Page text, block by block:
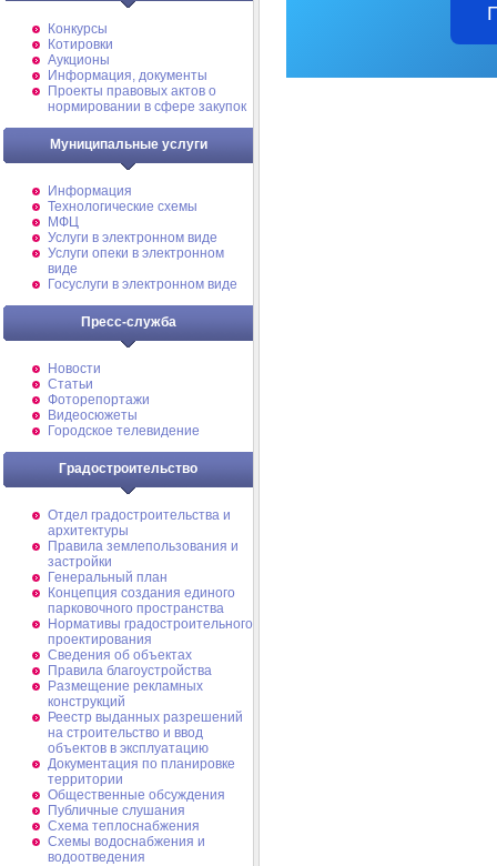
Конкурсы
Котировки
Аукционы
Информация, документы
Проекты правовых актов о
нормировании в сфере закупок
Муниципальные услуги
Информация
Технологические схемы
МФЦ
Услуги в электронном виде
Услуги опеки в электронном
виде
Госуслуги в электронном виде
Пресс-служба
Новости
Статьи
Фоторепортажи
Видеосюжеты
Городское телевидение
Градостроительство
Отдел градостроительства и
архитектуры
Правила землепользования и
застройки
Генеральный план
Концепция создания единого
парковочного пространства
Нормативы градостроительного
проектирования
Сведения об объектах
Правила благоустройства
Размещение рекламных
конструкций
Реестр выданных разрешений
на строительство и ввод
объектов в эксплуатацию
Документация по планировке
территории
Общественные обсуждения
Публичные слушания
Схема теплоснабжения
Схемы водоснабжения и
водоотведения